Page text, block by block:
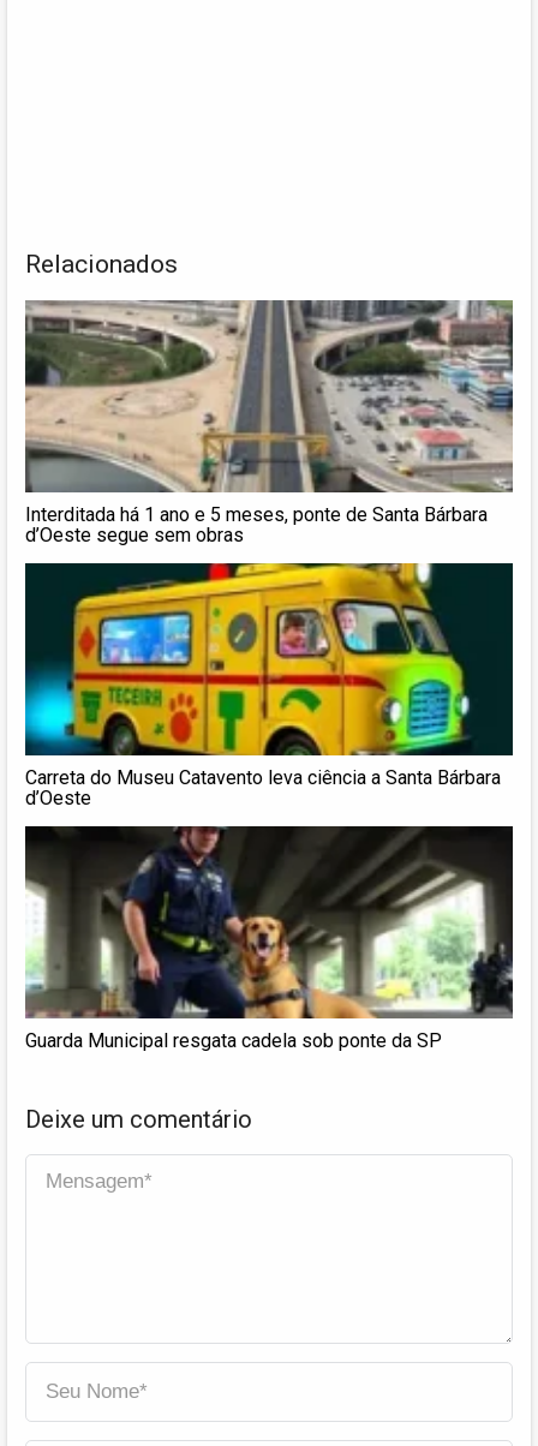
Relacionados
Interditada há 1 ano e 5 meses, ponte de Santa Bárbara
d’Oeste segue sem obras
Carreta do Museu Catavento leva ciência a Santa Bárbara
d’Oeste
Guarda Municipal resgata cadela sob ponte da SP
Deixe um comentário